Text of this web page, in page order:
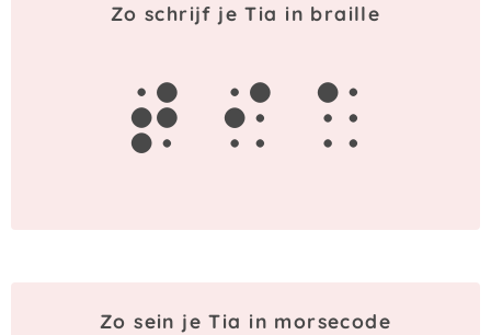
Zo schrijf je Tia in braille
t i a
Zo sein je Tia in morsecode